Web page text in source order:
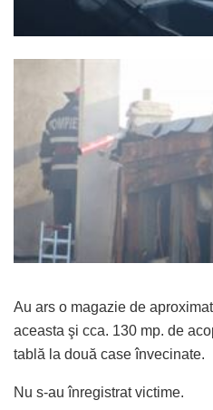
Au ars o magazie de
aceasta şi cca. 130 mp. de
tablă la două case învecinate.
Nu s-au înregistrat victime.